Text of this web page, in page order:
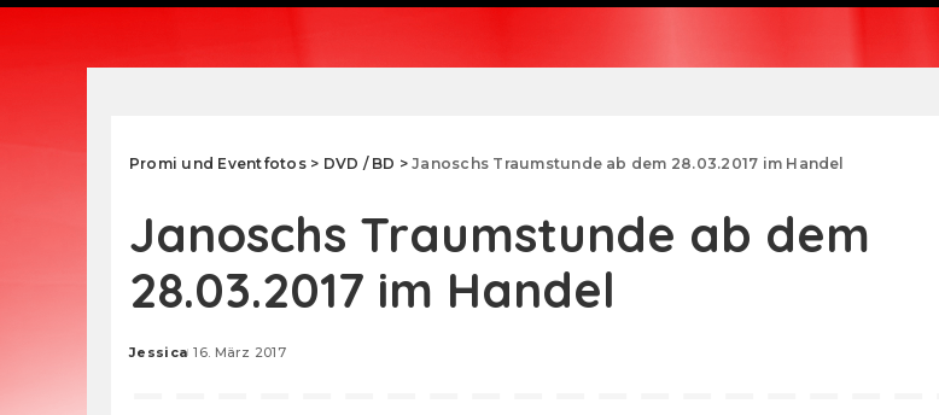
Promi und Eventfotos> DVD / BD >Janoschs Traumstunde ab dem 28.03.2017 im Handel
Janoschs Traumstunde ab dem
28.03.2017 im Handel
Posted
Jessica 16. März 2017